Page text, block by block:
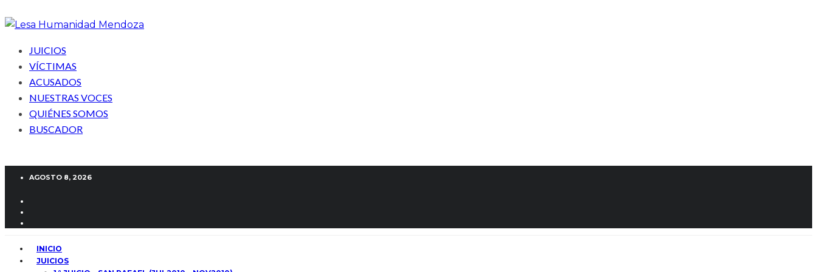
JUICIOS
VÍCTIMAS
ACUSADOS
NUESTRAS VOCES
QUIÉNES SOMOS
BUSCADOR
AGOSTO 8, 2026
INICIO
JUICIOS